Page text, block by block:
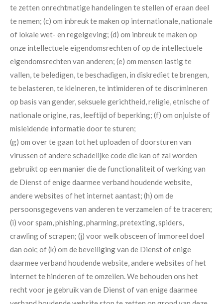
te zetten onrechtmatige handelingen te stellen of eraan deel
te nemen; (c) om inbreuk te maken op internationale, nationale
of lokale wet- en regelgeving; (d) om inbreuk te maken op
onze intellectuele eigendomsrechten of op de intellectuele
eigendomsrechten van anderen; (e) om mensen lastig te
vallen, te beledigen, te beschadigen, in diskrediet te brengen,
te belasteren, te kleineren, te intimideren of te discrimineren
op basis van gender, seksuele gerichtheid, religie, etnische of
nationale origine, ras, leeftijd of beperking; (f) om onjuiste of
misleidende informatie door te sturen;
(g) om over te gaan tot het uploaden of doorsturen van
virussen of andere schadelijke code die kan of zal worden
gebruikt op een manier die de functionaliteit of werking van
de Dienst of enige daarmee verband houdende website,
andere websites of het internet aantast; (h) om de
persoonsgegevens van anderen te verzamelen of te traceren;
(i) voor spam, phishing, pharming, pretexting, spiders,
crawling of scrapen; (j) voor welk obsceen of immoreel doel
dan ook; of (k) om de beveiliging van de Dienst of enige
daarmee verband houdende website, andere websites of het
internet te hinderen of te omzeilen. We behouden ons het
recht voor je gebruik van de Dienst of van enige daarmee